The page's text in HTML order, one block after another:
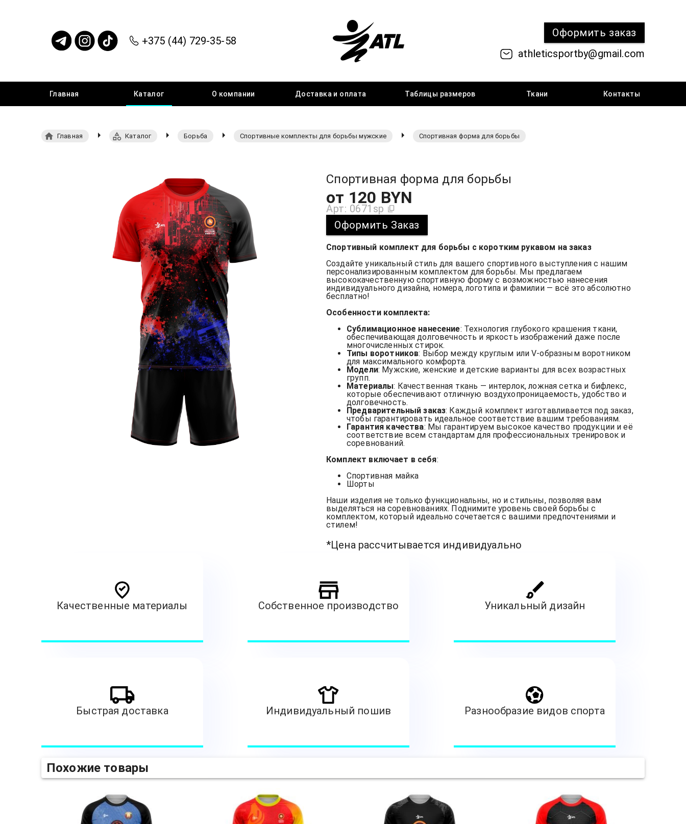
+375 (44) 729-35-58
Оформить заказ
athleticsportby@gmail.com
Главная Каталог О компании Доставка и оплата Таблицы размеров Ткани Контакты
Главная Каталог Борьба Спортивные комплекты для борьбы мужские Спортивная форма для борьбы
Спортивная форма для борьбы
от 120 BYN
Арт: 0671sp
Оформить Заказ
Спортивный комплект для борьбы с коротким рукавом на заказ
Создайте уникальный стиль для вашего спортивного выступления с нашим
персонализированным комплектом для борьбы. Мы предлагаем
высококачественную спортивную форму с возможностью нанесения
индивидуального дизайна, номера, логотипа и фамилии — всё это абсолютно
бесплатно!
Особенности комплекта:
Сублимационное нанесение: Технология глубокого крашения ткани,
обеспечивающая долговечность и яркость изображений даже после
многочисленных стирок.
Типы воротников: Выбор между круглым или V-образным воротником
для максимального комфорта.
Модели: Мужские, женские и детские варианты для всех возрастных
групп.
Материалы: Качественная ткань — интерлок, ложная сетка и бифлекс,
которые обеспечивают отличную воздухопроницаемость, удобство и
долговечность.
Предварительный заказ: Каждый комплект изготавливается под заказ,
чтобы гарантировать идеальное соответствие вашим требованиям.
Гарантия качества: Мы гарантируем высокое качество продукции и её
соответствие всем стандартам для профессиональных тренировок и
соревнований.
Комплект включает в себя:
Спортивная майка
Шорты
Наши изделия не только функциональны, но и стильны, позволяя вам
выделяться на соревнованиях. Поднимите уровень своей борьбы с
комплектом, который идеально сочетается с вашими предпочтениями и
стилем!
*Цена рассчитывается индивидуально
Качественные материалы Собственное производство Уникальный дизайн
Быстрая доставка Индивидуальный пошив Разнообразие видов спорта
Похожие товары